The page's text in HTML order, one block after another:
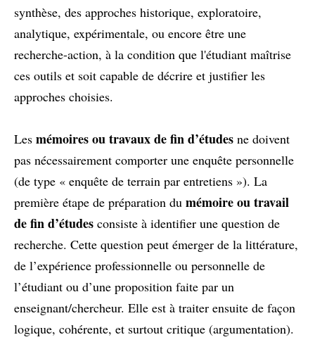
synthèse, des approches historique, exploratoire,
analytique, expérimentale, ou encore être une
recherche-action, à la condition que l'étudiant maîtrise
ces outils et soit capable de décrire et justifier les
approches choisies.
Les mémoires ou travaux de fin d’études ne doivent
pas nécessairement comporter une enquête personnelle
(de type « enquête de terrain par entretiens »). La
première étape de préparation du mémoire ou travail
de fin d’études consiste à identifier une question de
recherche. Cette question peut émerger de la littérature,
de l’expérience professionnelle ou personnelle de
l’étudiant ou d’une proposition faite par un
enseignant/chercheur. Elle est à traiter ensuite de façon
logique, cohérente, et surtout critique (argumentation).